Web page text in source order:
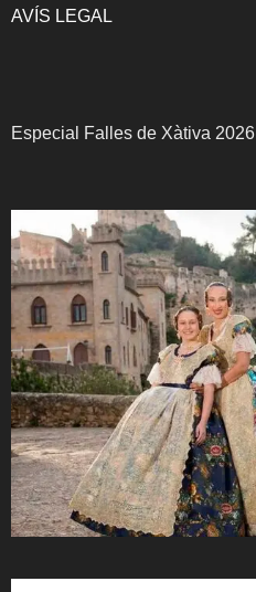
AVÍS LEGAL
Especial Falles de Xàtiva 2026